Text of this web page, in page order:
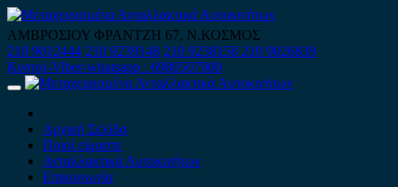
Skip
to
content
ΑΜΒΡΟΣΙΟΥ ΦΡΑΝΤΖΗ 67, Ν.ΚΟΣΜΟΣ
210 9012444 210 9239148 210 9238158 210 9026839
Κινητό-Viber-whatsapp : 6980507900
Primary
Αρχική Σελίδα
Ποιοί είμαστε
Ανταλλακτικά Αυτοκινήτων
Επικοινωνία